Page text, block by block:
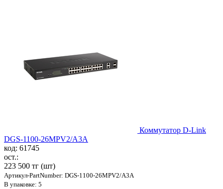
Коммутатор D-Link
DGS-1100-26MPV2/A3A
код: 61745
ост.:
223 500 тг (шт)
Артикул-PartNumber: DGS-1100-26MPV2/A3A
В упаковке: 5